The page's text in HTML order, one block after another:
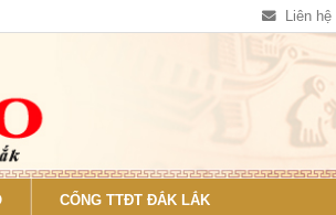
Liên hệ
CỔNG TTĐT ĐẮK LẮK